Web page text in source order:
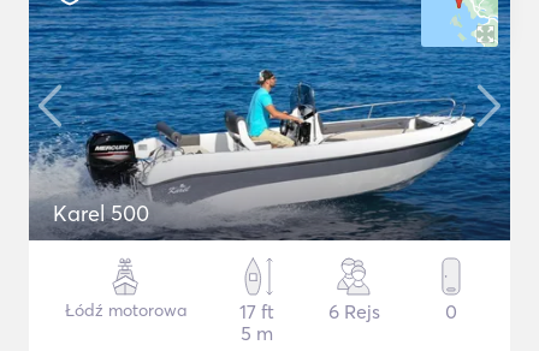
Karel 500
Łódź motorowa
17 ft
5 m
6 Rejs 0